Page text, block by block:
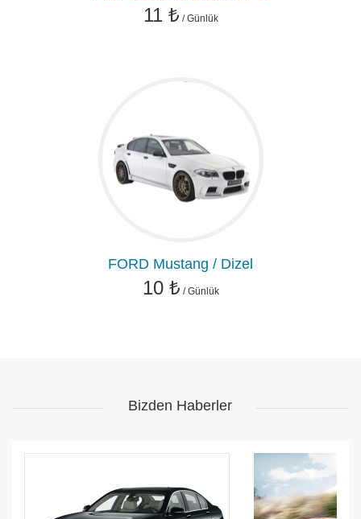
11 ₺ / Günlük
FORD Mustang / Dizel
10 ₺ / Günlük
Bizden Haberler